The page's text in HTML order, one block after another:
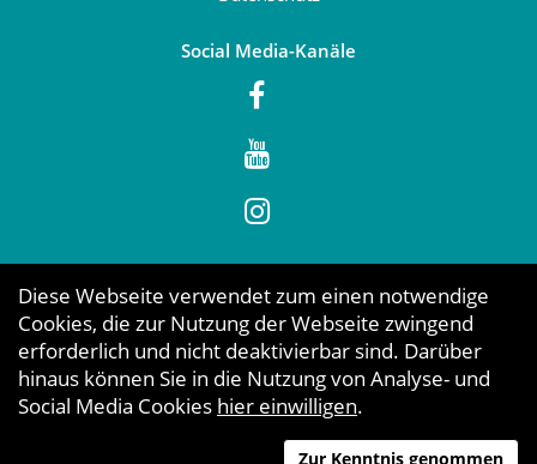
Social Media-Kanäle
Diese Webseite verwendet zum einen notwendige
Cookies, die zur Nutzung der Webseite zwingend
erforderlich und nicht deaktivierbar sind. Darüber
hinaus können Sie in die Nutzung von Analyse- und
Social Media Cookies hier einwilligen.
Zur Kenntnis genommen